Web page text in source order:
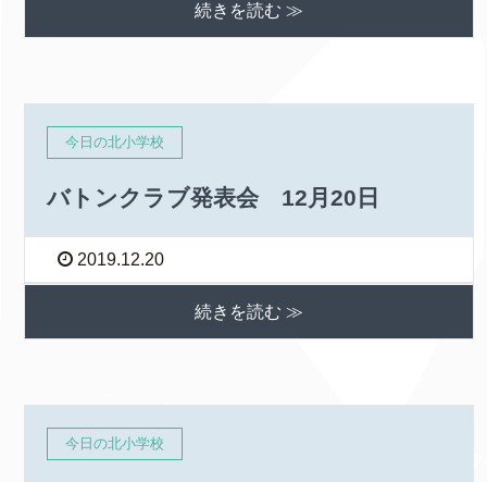
続きを読む ≫
今日の北小学校
バトンクラブ発表会 12月20日
2019.12.20
続きを読む ≫
今日の北小学校